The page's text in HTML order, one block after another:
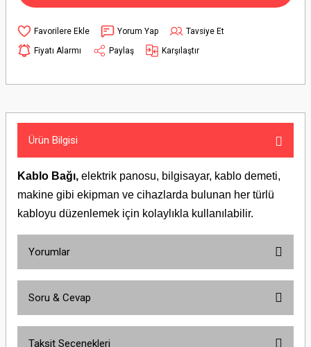
Yorum Yap
Tavsiye Et
Fiyatı Alarmı
Paylaş Karşılaştır
Ürün Bilgisi
Kablo Bağı, elektrik panosu, bilgisayar, kablo demeti,
makine gibi ekipman ve cihazlarda bulunan her türlü
kabloyu düzenlemek için kolaylıkla kullanılabilir.
Yorumlar
Soru & Cevap
Taksit Seçenekleri